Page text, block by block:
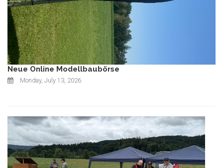
Neue Online Modellbaubörse
Monday, July 13, 2026